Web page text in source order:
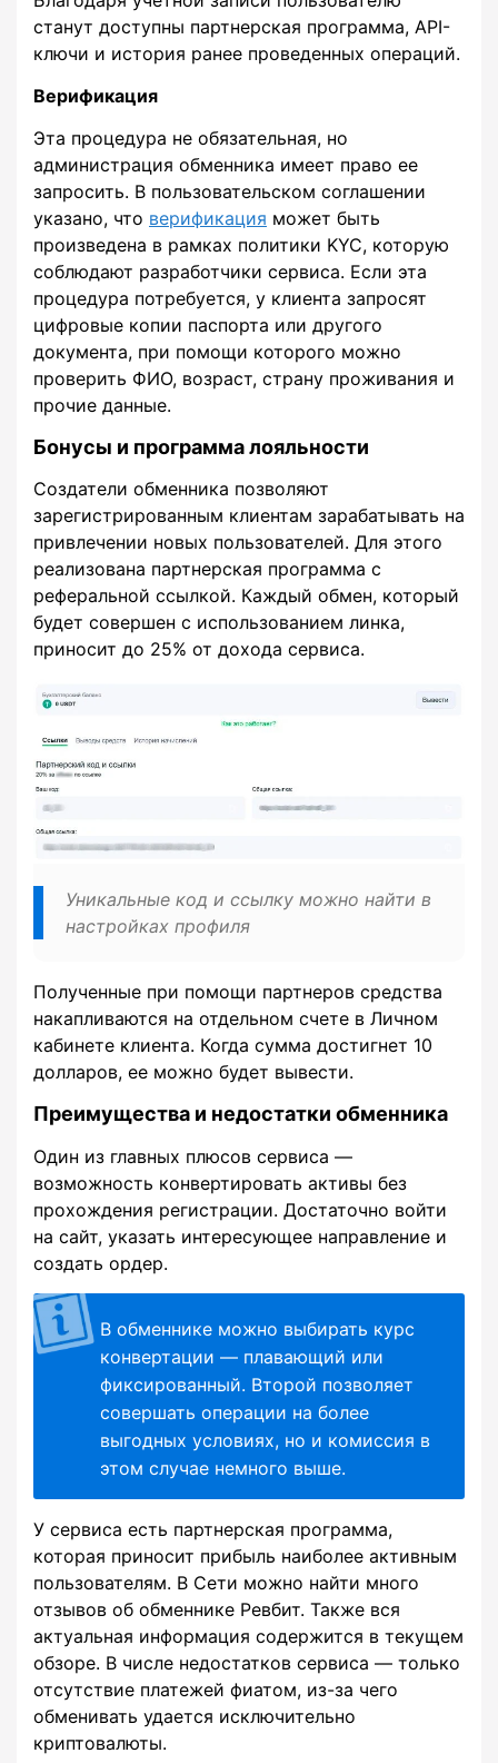
станут доступны партнерская программа, API-
ключи и история ранее проведенных операций.
Верификация
Эта процедура не обязательная, но
администрация обменника имеет право ее
запросить. В пользовательском соглашении
указано, что верификация может быть
произведена в рамках политики KYC, которую
соблюдают разработчики сервиса. Если эта
процедура потребуется, у клиента запросят
цифровые копии паспорта или другого
документа, при помощи которого можно
проверить ФИО, возраст, страну проживания и
прочие данные.
Бонусы и программа лояльности
Создатели обменника позволяют
зарегистрированным клиентам зарабатывать на
привлечении новых пользователей. Для этого
реализована партнерская программа с
реферальной ссылкой. Каждый обмен, который
будет совершен с использованием линка,
приносит до 25% от дохода сервиса.
Уникальные код и ссылку можно найти в
настройках профиля
Полученные при помощи партнеров средства
накапливаются на отдельном счете в Личном
кабинете клиента. Когда сумма достигнет 10
долларов, ее можно будет вывести.
Преимущества и недостатки обменника
Один из главных плюсов сервиса —
возможность конвертировать активы без
прохождения регистрации. Достаточно войти
на сайт, указать интересующее направление и
создать ордер.
В обменнике можно выбирать курс
конвертации — плавающий или
фиксированный. Второй позволяет
совершать операции на более
выгодных условиях, но и комиссия в
этом случае немного выше.
У сервиса есть партнерская программа,
которая приносит прибыль наиболее активным
пользователям. В Сети можно найти много
отзывов об обменнике Ревбит. Также вся
актуальная информация содержится в текущем
обзоре. В числе недостатков сервиса — только
отсутствие платежей фиатом, из-за чего
обменивать удается исключительно
криптовалюты.